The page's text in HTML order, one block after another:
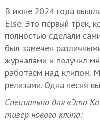
В июне 2024 года
Else. Это первый трек,
полностью сделали
был замечен
журналами и получил
работаем над клипом.
релизами. Одна песня
Специально для «Это
тизер нового клипа: